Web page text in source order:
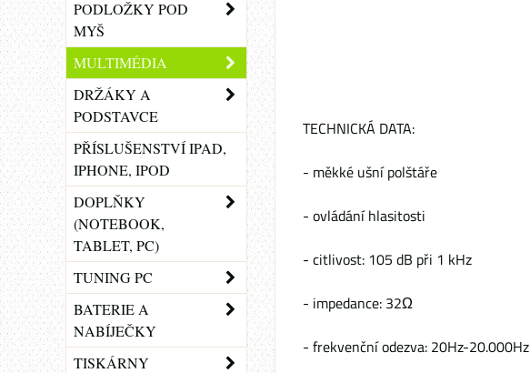
TECHNICKÁ DATA:
- měkké ušní polštáře
- ovládání hlasitosti
- citlivost: 105 dB při 1 kHz
- impedance: 32Ω
- frekvenční odezva: 20Hz-20.000Hz
PODLOŽKY POD
MYŠ
MULTIMÉDIA
DRŽÁKY A
PODSTAVCE
PŘÍSLUŠENSTVÍ IPAD,
IPHONE, IPOD
DOPLŇKY
(NOTEBOOK,
TABLET, PC)
TUNING PC
BATERIE A
NABÍJEČKY
TISKÁRNY